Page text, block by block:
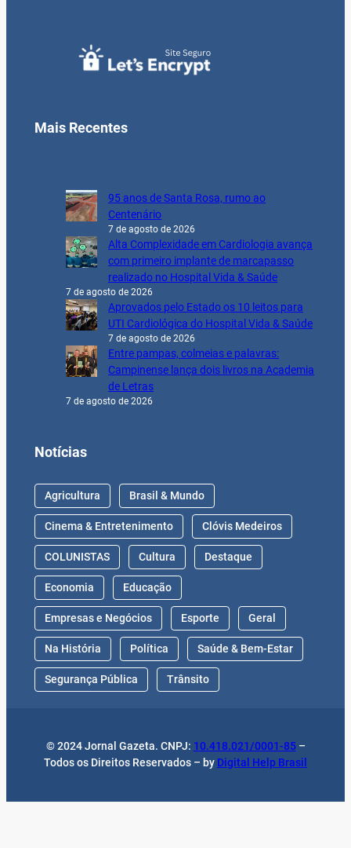
Mais Recentes
95 anos de Santa Rosa, rumo ao
Centenário
7 de agosto de 2026
Alta Complexidade em Cardiologia avança
com primeiro implante de marcapasso
realizado no Hospital Vida & Saúde
7 de agosto de 2026
Aprovados pelo Estado os 10 leitos para
UTI Cardiológica do Hospital Vida & Saúde
7 de agosto de 2026
Entre pampas, colmeias e palavras:
Campinense lança dois livros na Academia
de Letras
7 de agosto de 2026
Notícias
Agricultura Brasil & Mundo
Cinema & Entretenimento Clóvis Medeiros
COLUNISTAS Cultura Destaque
Economia Educação
Empresas e Negócios Esporte Geral
Na História Política Saúde & Bem-Estar
Segurança Pública Trânsito
© 2024 Jornal Gazeta. CNPJ: 10.418.021/0001-85–
Todos os Direitos Reservados – by Digital Help Brasil